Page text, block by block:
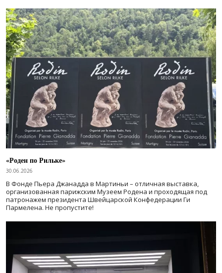
«Роден по Рильке»
30.06.2026
В Фонде Пьера Джанадда в Мартиньи – отличная выставка,
организованная парижским Музеем Родена и проходящая под
патронажем президента Швейцарской Конфедерации Ги
Пармелена. Не пропустите!